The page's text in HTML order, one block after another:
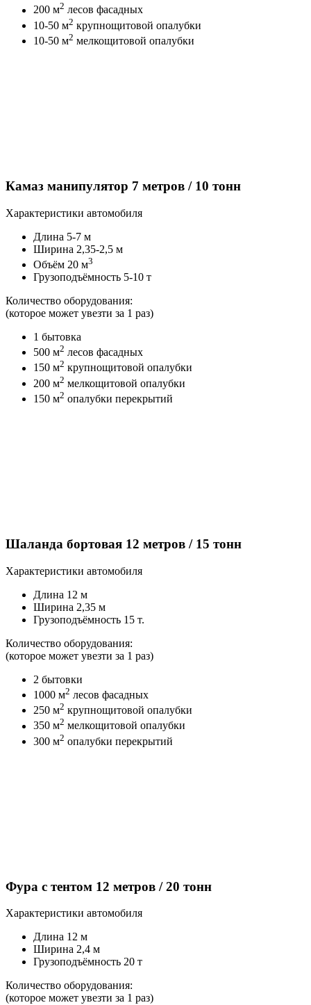
200 м2 лесов фасадных
10-50 м2 крупнощитовой опалубки
10-50 м2 мелкощитовой опалубки
Камаз манипулятор 7 метров / 10 тонн
Характеристики автомобиля
Длина 5-7 м
Ширина 2,35-2,5 м
Объём 20 м3
Грузоподъёмность 5-10 т
Количество оборудования:
(которое может увезти за 1 раз)
1 бытовка
500 м2 лесов фасадных
150 м2 крупнощитовой опалубки
200 м2 мелкощитовой опалубки
150 м2 опалубки перекрытий
Шаланда бортовая 12 метров / 15 тонн
Характеристики автомобиля
Длина 12 м
Ширина 2,35 м
Грузоподъёмность 15 т.
Количество оборудования:
(которое может увезти за 1 раз)
2 бытовки
1000 м2 лесов фасадных
250 м2 крупнощитовой опалубки
350 м2 мелкощитовой опалубки
300 м2 опалубки перекрытий
Фура с тентом 12 метров / 20 тонн
Характеристики автомобиля
Длина 12 м
Ширина 2,4 м
Грузоподъёмность 20 т
Количество оборудования:
(которое может увезти за 1 раз)